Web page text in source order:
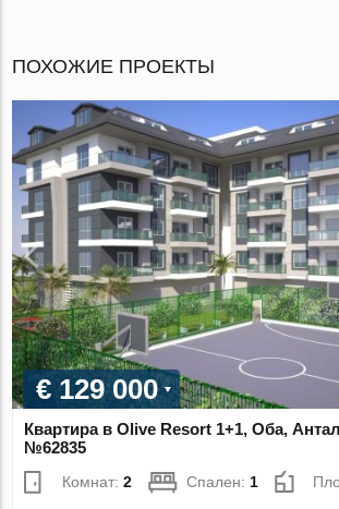
ПОХОЖИЕ ПРОЕКТЫ
€ 129 000
Квартира в Olive Resort 1+1, Оба,
№62835
Комнат:2 Спален:1